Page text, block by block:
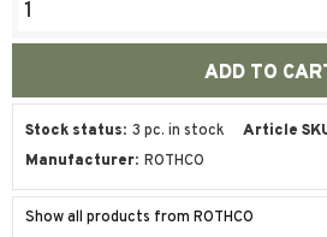
Stock status 3 pc. in stock Article
Manufacturer ROTHCO
Show all products from ROTHCO